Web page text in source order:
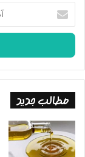
آدرس
ایمیل
خود
وارد
کنید
مطالب جدید